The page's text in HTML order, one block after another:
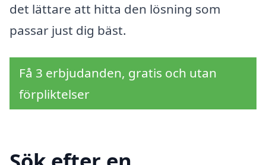
det lättare att hitta den lösning som
passar just dig bäst.
Få 3 erbjudanden, gratis och utan
förpliktelser